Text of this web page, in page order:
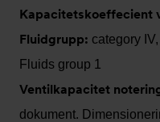
Kapacitetskoeffecient
Fluidgrupp: category
Fluids group 1
Ventilkapacitet
dokument.